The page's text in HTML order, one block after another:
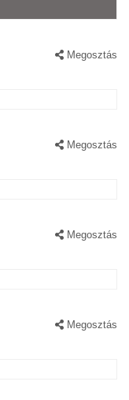
Megosztás
Megosztás
Megosztás
Megosztás